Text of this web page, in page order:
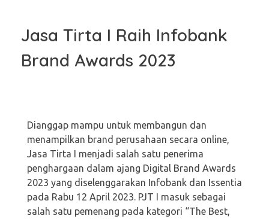
Jasa Tirta I Raih Infobank
Brand Awards 2023
Dianggap mampu untuk membangun dan
menampilkan brand perusahaan secara online,
Jasa Tirta I menjadi salah satu penerima
penghargaan dalam ajang Digital Brand Awards
2023 yang diselenggarakan Infobank dan Issentia
pada Rabu 12 April 2023. PJT I masuk sebagai
salah satu pemenang pada kategori “The Best,